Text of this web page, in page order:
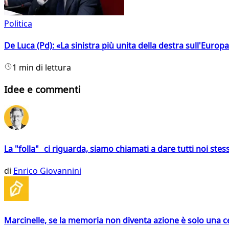
Politica
De Luca (Pd): «La sinistra più unita della destra
1 min di lettura
Idee e commenti
La "folla" ci riguarda, siamo chiamati a dare tutti noi
di Enrico Giovannini
Marcinelle, se la memoria non diventa azione è solo una